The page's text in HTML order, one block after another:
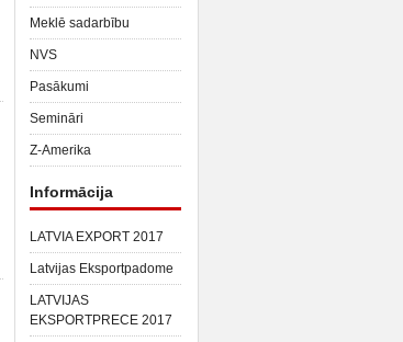
Meklē sadarbību
NVS
Pasākumi
Semināri
Z-Amerika
Informācija
LATVIA EXPORT 2017
Latvijas Eksportpadome
LATVIJAS
EKSPORTPRECE 2017